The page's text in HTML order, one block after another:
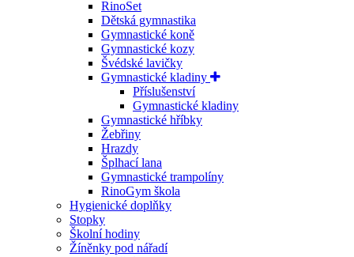
RinoSet
Dětská gymnastika
Gymnastické koně
Gymnastické kozy
Švédské lavičky
Gymnastické kladiny
Příslušenství
Gymnastické kladiny
Gymnastické hříbky
Žebřiny
Hrazdy
Šplhací lana
Gymnastické trampolíny
RinoGym škola
Hygienické doplňky
Stopky
Školní hodiny
Žíněnky pod nářadí